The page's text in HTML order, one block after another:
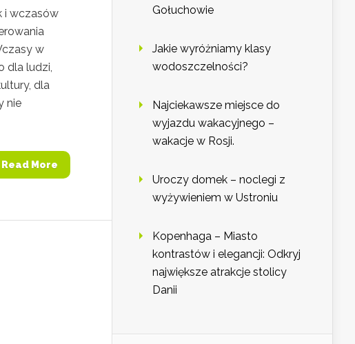
i wczasów
w
dla ludzi,
dla
nie
Read More
Gołuchowie
Jakie wyróżniamy klasy
wodoszczelności?
Najciekawsze miejsce do
wyjazdu wakacyjnego –
wakacje w Rosji.
Uroczy domek – noclegi z
wyżywieniem w Ustroniu
Kopenhaga – Miasto
kontrastów i elegancji: Odkryj
największe atrakcje stolicy
Danii